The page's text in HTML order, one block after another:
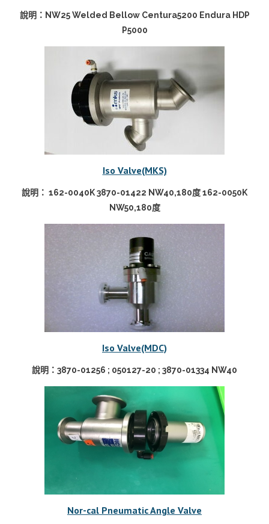
說明：NW25 Welded Bellow Centura5200 Endura HDP
P5000
Iso Valve(MKS)
說明： 162-0040K 3870-01422 NW40,180度 162-0050K
NW50,180度
Iso Valve(MDC)
說明：3870-01256 ; 050127-20 ; 3870-01334 NW40
Nor-cal Pneumatic Angle Valve